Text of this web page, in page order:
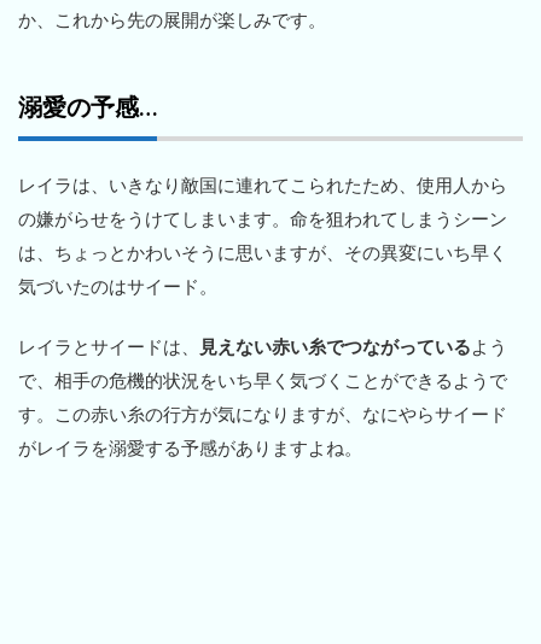
か、これから先の展開が楽しみです。
溺愛の予感…
レイラは、いきなり敵国に連れてこられたため、使用人から
の嫌がらせをうけてしまいます。命を狙われてしまうシーン
は、ちょっとかわいそうに思いますが、その異変にいち早く
気づいたのはサイード。
レイラとサイードは、 見えない赤い糸でつながっているよう
で、相手の危機的状況をいち早く気づくことができるようで
す。この赤い糸の行方が気になりますが、なにやらサイード
がレイラを溺愛する予感がありますよね。